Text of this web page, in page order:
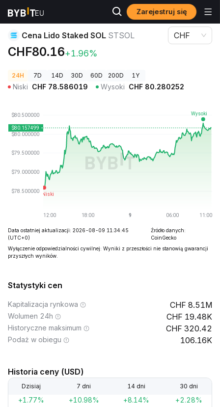
Zarejestruj się
Ceny kryptowalut Cena Lido Staked SOL STSOL
Cena Lido Staked SOL STSOL
CHF80.16+1.96%
CHF
24H 7D 14D 30D 60D 200D 1Y
Niski CHF 78.586019 Wysoki CHF 80.280252
Data ostatniej aktualizacji: 2026-08-09 11:34:45
(UTC+0)
Źródło danych:
CoinGecko
Wyłączenie odpowiedzialności cywilnej: Wyniki z przeszłości nie stanowią gwarancji
przyszłych wyników.
Statystyki cen
Kapitalizacja rynkowa 8.51M
Wolumen 24h 19.48K
Historyczne maksimum 320.42
Podaż w obiegu 106.16K
Historia ceny (USD)
Dzisiaj 7 dni 14 dni 30 dni
+1.77% +10.98% +8.14% +2.28%